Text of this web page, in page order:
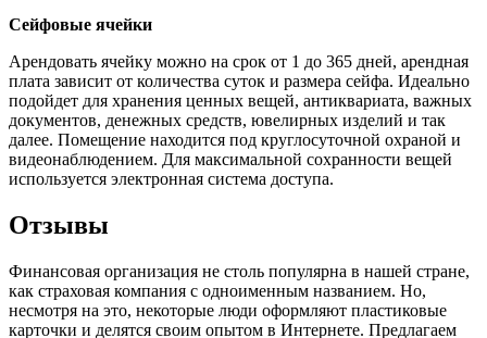
Сейфовые ячейки
Арендовать ячейку можно на срок от 1 до 365 дней, арендная
плата зависит от количества суток и размера сейфа. Идеально
подойдет для хранения ценных вещей, антиквариата, важных
документов, денежных средств, ювелирных изделий и так
далее. Помещение находится под круглосуточной охраной и
видеонаблюдением. Для максимальной сохранности вещей
используется электронная система доступа.
Отзывы
Финансовая организация не столь популярна в нашей стране,
как страховая компания с одноименным названием. Но,
несмотря на это, некоторые люди оформляют пластиковые
карточки и делятся своим опытом в Интернете. Предлагаем